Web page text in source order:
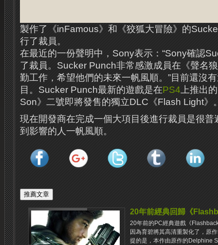
製作了《inFamous》和《狡狐大冒險》的
行了裁員。
在最近的一份聲明中，Sony表示：“Sony確認
了裁員。Sucker Punch非常感激成員在《聲名
勤工作，希望他們的未來一帆風順。”目前還沒
目。Sucker Punch最新的遊戲是在PS4 上推出
Son》二號即將發售的獨立DLC《Flash Light》
現在開發商在完成一個大項目後進行裁員是很普
到影響的人一帆風順。
20年前經典回歸《
20年前的PC經典遊戲《
因為育碧將其高清重製化了，原
提的是，本作由原作的Delphine